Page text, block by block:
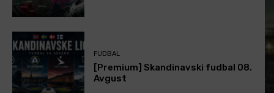
FUDBAL
[Premium] Skandinavski fudbal 08.
Avgust